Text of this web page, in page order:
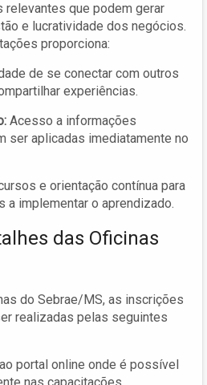
relevantes que podem gerar
e lucratividade dos negócios.
proporciona:
de se conectar com outros
experiências.
Acesso a informações
ser aplicadas imediatamente no
e orientação contínua para
a implementar o aprendizado.
das Oficinas
do Sebrae/MS, as inscrições
realizadas pelas seguintes
portal online onde é possível
nas capacitações.